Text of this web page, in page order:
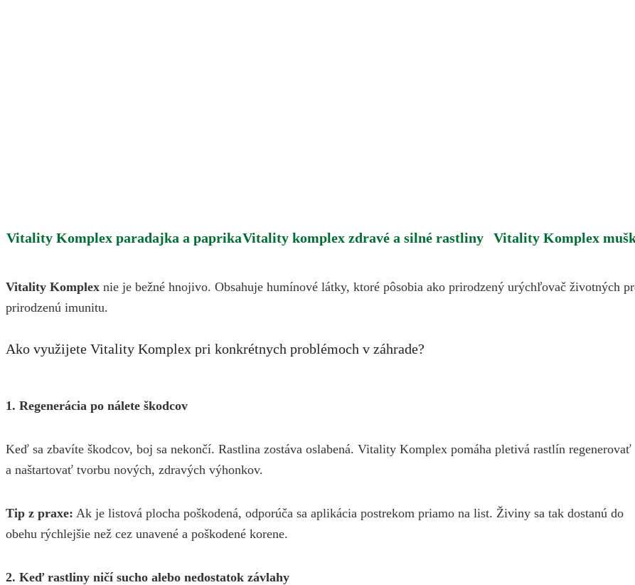
Vitality Komplex paradajka a paprikaVitality komplex zdravé a silné rastliny Vitality Komplex
Vitality Komplex nie je bežné hnojivo. Obsahuje humínové látky, ktoré pôsobia ako prirodzený urýchľovač životných
prirodzenú imunitu.
Ako využijete Vitality Komplex pri konkrétnych problémoch v záhrade?
1. Regenerácia po nálete škodcov
Keď sa zbavíte škodcov, boj sa nekončí. Rastlina zostáva oslabená. Vitality Komplex pomáha pletivá rastlín regenerovať
a naštartovať tvorbu nových, zdravých výhonkov.
Tip z praxe: Ak je listová plocha poškodená, odporúča sa aplikácia postrekom priamo na list. Živiny sa tak dostanú do
obehu rýchlejšie než cez unavené a poškodené korene.
2. Keď rastliny ničí sucho alebo nedostatok závlahy